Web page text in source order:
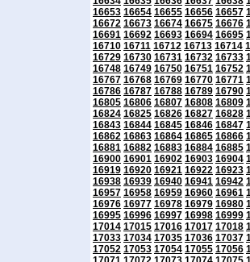
16653 16654 16655 16656 16657
16672 16673 16674 16675 16676
16691 16692 16693 16694 16695
16710 16711 16712 16713 16714
16729 16730 16731 16732 16733
16748 16749 16750 16751 16752
16767 16768 16769 16770 16771
16786 16787 16788 16789 16790
16805 16806 16807 16808 16809
16824 16825 16826 16827 16828
16843 16844 16845 16846 16847
16862 16863 16864 16865 16866
16881 16882 16883 16884 16885
16900 16901 16902 16903 16904
16919 16920 16921 16922 16923
16938 16939 16940 16941 16942
16957 16958 16959 16960 16961
16976 16977 16978 16979 16980
16995 16996 16997 16998 16999
17014 17015 17016 17017 17018
17033 17034 17035 17036 17037
17052 17053 17054 17055 17056